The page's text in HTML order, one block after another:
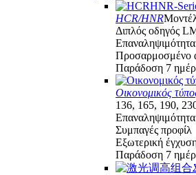
HCR/HNR
Διπλός οδηγός
Προσαρμοσμένο
Παράδοση 7
Οικονομικός
136, 165, 190,
Συμπαγές προφίλ
Εξωτερική
Παράδοση 7